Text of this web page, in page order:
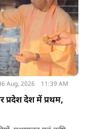
Aug, 2026 11:39 AM
प्रदेश देश में प्रथम,